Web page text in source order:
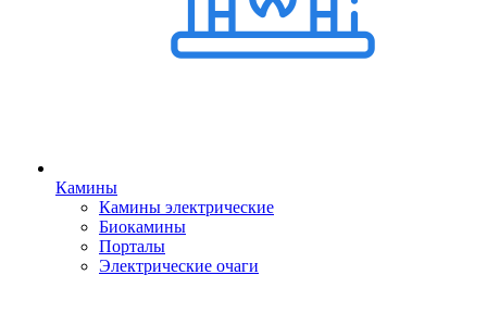
Камины
Камины электрические
Биокамины
Порталы
Электрические очаги